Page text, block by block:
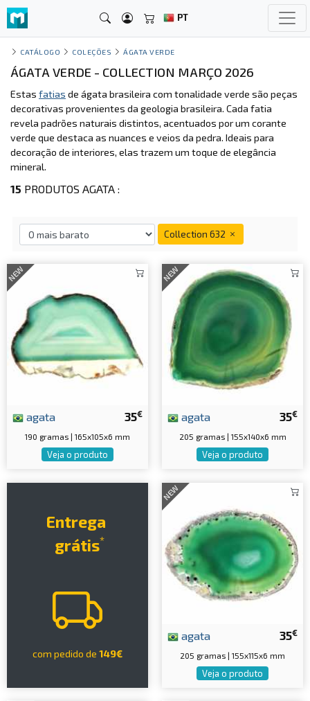
PT
CATÁLOGO COLEÇÕES ÁGATA VERDE
ÁGATA VERDE - COLLECTION MARÇO 2026
Estas fatias de ágata brasileira com tonalidade verde são peças
decorativas provenientes da geologia brasileira. Cada fatia
revela padrões naturais distintos, acentuados por um corante
verde que destaca as nuances e veios da pedra. Ideais para
decoração de interiores, elas trazem um toque de elegância
mineral.
15 PRODUTOS AGATA :
Collection 632
NEW
35€
agata
190 gramas | 165x105x6 mm
Veja o produto
NEW
35€
agata
205 gramas | 155x140x6 mm
Veja o produto
Entrega
grátis*
com pedido de 149€
NEW
35€
agata
205 gramas | 155x115x6 mm
Veja o produto